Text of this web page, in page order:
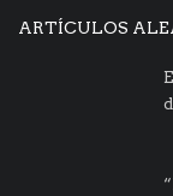
ARTÍCULOS